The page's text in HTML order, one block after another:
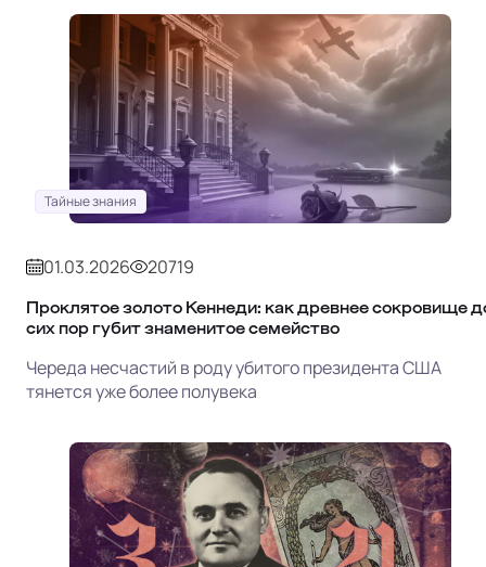
Тайные знания
01.03.2026 20719
Проклятое золото Кеннеди: как древнее сокровище
сих пор губит знаменитое семейство
Череда несчастий в роду убитого президента США
тянется уже более полувека